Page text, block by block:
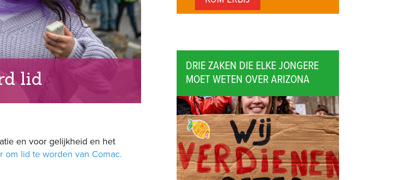
lid
en voor gelijkheid en het
om lid te worden van Comac.
DRIE ZAKEN DIE ELKE JONGERE
MOET WETEN OVER ARIZONA